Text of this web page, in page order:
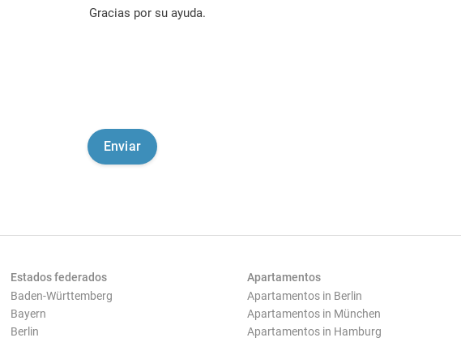
Gracias por su ayuda.
Estados federados
Baden-Württemberg
Bayern
Berlin
Apartamentos
Apartamentos in Berlin
Apartamentos in München
Apartamentos in Hamburg